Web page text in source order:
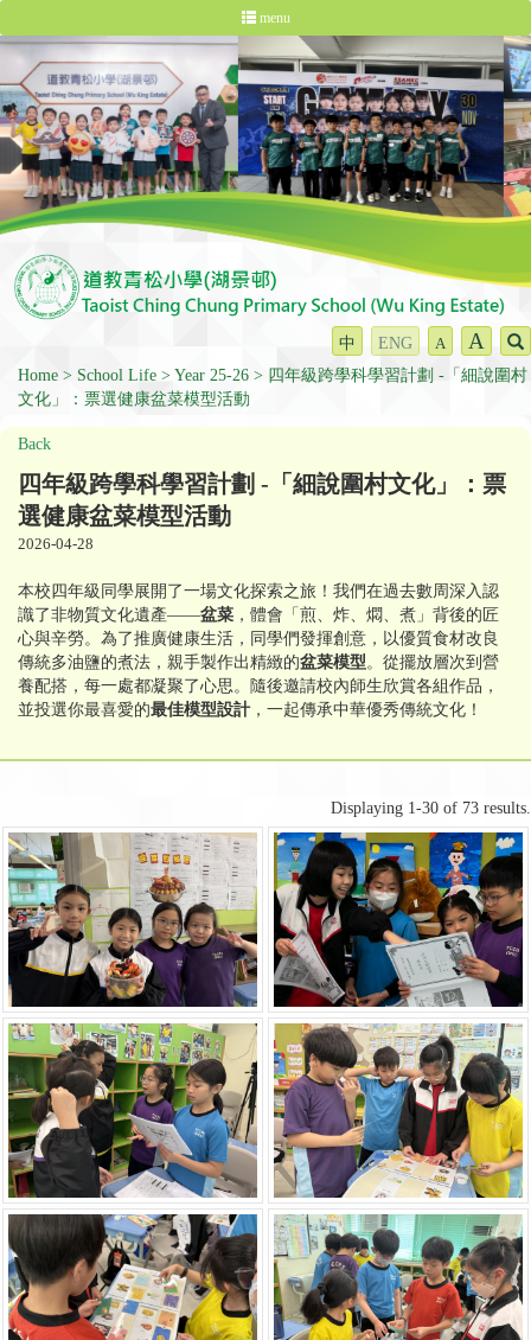
menu
中 ENG A A
Home School Life Year 25-26
四年級跨學科學習計劃 -「細說圍村
文化」：票選健康盆菜模型活動
Back
四年級跨學科學習計劃 -「細說圍村文化」：票
選健康盆菜模型活動
2026-04-28
本校四年級同學展開了一場文化探索之旅！我們在過去數周深入認
識了非物質文化遺產——盆菜 ，體會「煎、炸、燜、煮」背後的匠
心與辛勞。為了推廣健康生活，同學們發揮創意，以優質食材改良
傳統多油鹽的煮法，親手製作出精緻的盆菜模型。從擺放層次到營
養配搭，每一處都凝聚了心思。隨後邀請校內師生欣賞各組作品，
並投選你最喜愛的最佳模型設計 ，一起傳承中華優秀傳統文化！
Displaying 1-30 of 73 results.